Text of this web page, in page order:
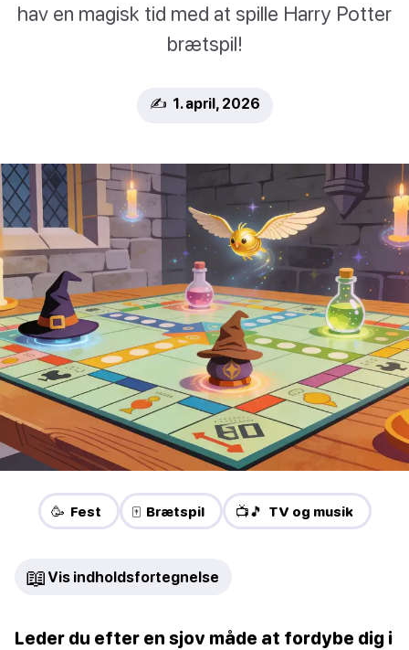
hav en magisk tid med at spille Harry Potter
brætspil!
✍️ 1. april, 2026
🥳 Fest 🀄 Brætspil 📺🎵 TV og musik
📖 Vis indholdsfortegnelse
Leder du efter en sjov måde at fordybe dig i